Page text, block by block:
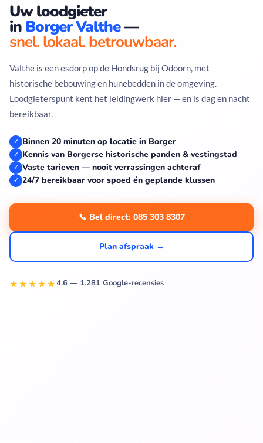
Uw loodgieter
in Borger Valthe—
snel. lokaal. betrouwbaar.
Valthe is een esdorp op de Hondsrug bij Odoorn, met
historische bebouwing en hunebedden in de omgeving.
Loodgieterspunt kent het leidingwerk hier — en is dag en nacht
bereikbaar.
✓ Binnen 20 minuten op locatie in Borger
✓ Kennis van Borgerse historische panden & vestingstad
✓ Vaste tarieven — nooit verrassingen achteraf
✓ 24/7 bereikbaar voor spoed én geplande klussen
📞 Bel direct: 085 303 8307
Plan afspraak →
★★★★★4.6 — 1.281 Google-recensies